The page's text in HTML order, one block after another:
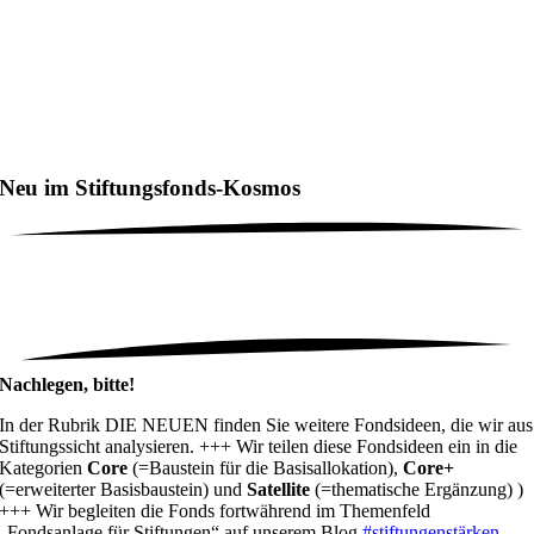
Neu im Stiftungsfonds-Kosmos
Nachlegen, bitte!
In der Rubrik DIE NEUEN finden Sie weitere Fondsideen, die wir aus
Stiftungssicht analysieren. +++ Wir teilen diese Fondsideen ein in die
KategorienCore (=Baustein für die Basisallokation),Core+
(=erweiterter Basisbaustein) undSatellite (=thematische Ergänzung) )
+++ Wir begleiten die Fonds fortwährend im Themenfeld